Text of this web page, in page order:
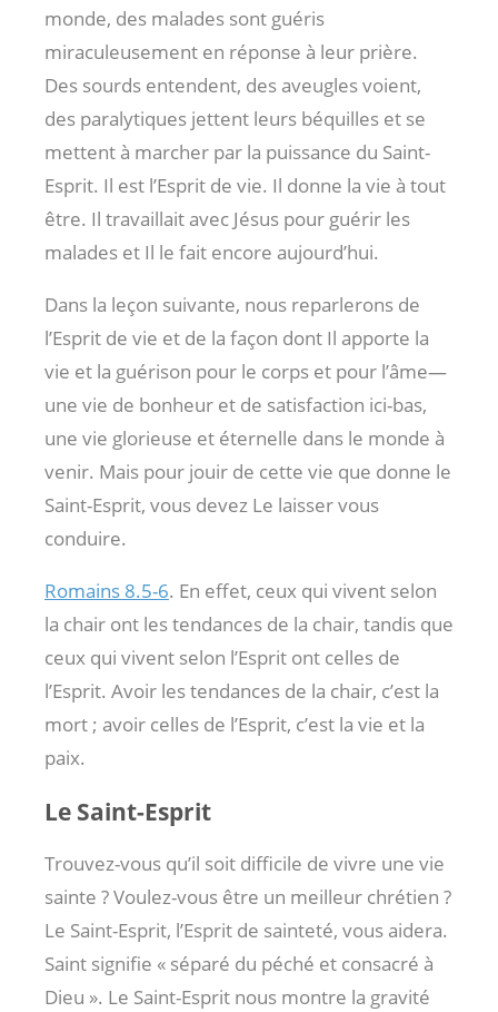
monde, des malades sont guéris
miraculeusement en réponse à leur prière.
Des sourds entendent, des aveugles voient,
des paralytiques jettent leurs béquilles et se
mettent à marcher par la puissance du Saint-
Esprit. Il est l’Esprit de vie. Il donne la vie à tout
être. Il travaillait avec Jésus pour guérir les
malades et Il le fait encore aujourd’hui.
Dans la leçon suivante, nous reparlerons de
l’Esprit de vie et de la façon dont Il apporte la
vie et la guérison pour le corps et pour l’âme—
une vie de bonheur et de satisfaction ici-bas,
une vie glorieuse et éternelle dans le monde à
venir. Mais pour jouir de cette vie que donne le
Saint-Esprit, vous devez Le laisser vous
conduire.
Romains 8.5-6. En effet, ceux qui vivent selon
la chair ont les tendances de la chair, tandis que
ceux qui vivent selon l’Esprit ont celles de
l’Esprit. Avoir les tendances de la chair, c’est la
mort ; avoir celles de l’Esprit, c’est la vie et la
paix.
Le Saint-Esprit
Trouvez-vous qu’il soit difficile de vivre une vie
sainte ? Voulez-vous être un meilleur chrétien ?
Le Saint-Esprit, l’Esprit de sainteté, vous aidera.
Saint signifie « séparé du péché et consacré à
Dieu ». Le Saint-Esprit nous montre la gravité